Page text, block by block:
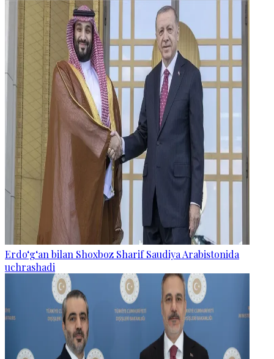
Erdo‘g‘an bilan Shoxboz Sharif Saudiya Arabistonida
uchrashadi